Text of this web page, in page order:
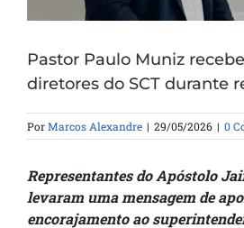
Pastor Paulo Muniz
diretores do SCT durante
PorMarcos Alexandre | 29/05/2026 | 0
Representantes do Apóstolo
levaram uma mensagem de
encorajamento ao